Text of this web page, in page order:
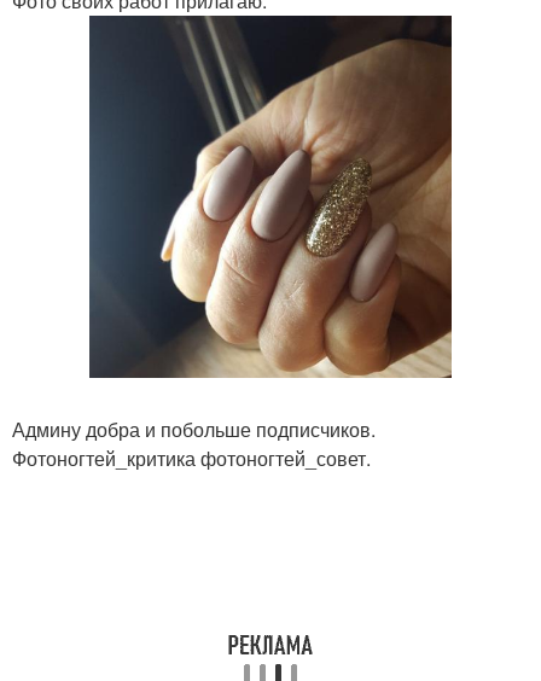
Админу добра и побольше подписчиков.
Фотоногтей_критика фотоногтей_совет.